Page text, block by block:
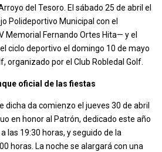
del Tesoro. El sábado 25 de abril el
Polideportivo Municipal con el
Fernando Ortes Hita— y el
ciclo deportivo el domingo 10 de mayo
organizado por el Club Robledal Golf.
oficial de las fiestas
dicha da comienzo el jueves 30 de abril
en honor al Patrón, dedicado este año
las 19:30 horas, y seguido de la
horas. La noche se alargará con una